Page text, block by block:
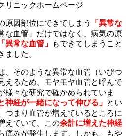
リニックホームページ
原因部位にできてしまう
「異常な
な血管」だけではなく、病気の原
「異常な血管」
もできてしまうこと
ました。
、そのような異常な血管（いびつ
えるため、モヤモヤ血管と呼んで
様々な研究で確かめられていま
神経が一緒になって伸びる」 とい
つまり血管が増えているところに
えていて、この余計に増えた神経
痛みが発生します。しかも、もや